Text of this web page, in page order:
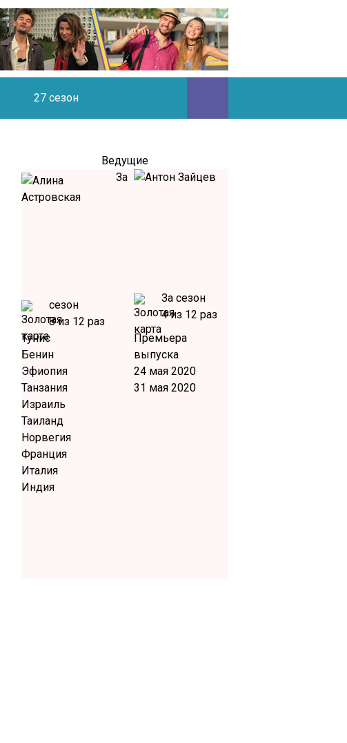
27 сезон
Ведущие
За
сезон
8 из 12 раз
За сезон
4 из 12 раз
Тунис
Бенин
Эфиопия
Танзания
Израиль
Таиланд
Норвегия
Франция
Италия
Индия
Премьера
выпуска
24 мая 2020
31 мая 2020